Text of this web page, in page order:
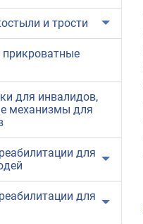
и трости
для инвалидов,
механизмы для
для
для